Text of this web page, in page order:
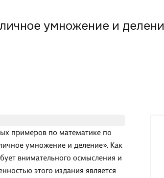
примеров по математике по
умножение и деление». Как
внимательного осмысления и
этого издания является
умножение и